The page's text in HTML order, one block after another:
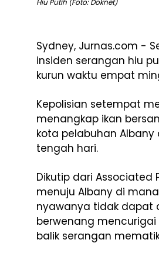
Hiu Putih (Foto: Doknet)
Sydney, Jurnas.com -
insiden serangan hiu
kurun waktu empat
Kepolisian setempat
menangkap ikan
kota pelabuhan
tengah hari.
Dikutip dari Associated
menuju Albany di
nyawanya tidak dapat
berwenang
balik serangan